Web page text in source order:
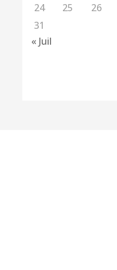
24
25 26
31
« Juil